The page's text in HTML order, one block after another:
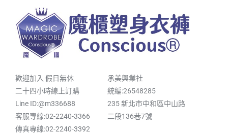
歡迎加入 假日無休
二十四小時線上訂購
Line ID:@m336688
客服專線:02-2240-3366
傳真專線:02-2240-3392
承美興業社
統編:26548285
235 新北市中和區中山路
二段136巷7號